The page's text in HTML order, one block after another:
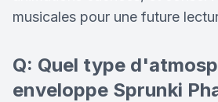
musicales pour une future
Q: Quel type
enveloppe Sprunki